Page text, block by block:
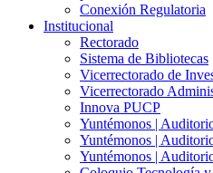
Conexión Regulatoria
Institucional
Rectorado
Sistema de Bibliotecas
Vicerrectorado de
Vicerrectorado
Innova PUCP
Yuntémonos |
Yuntémonos |
Yuntémonos |